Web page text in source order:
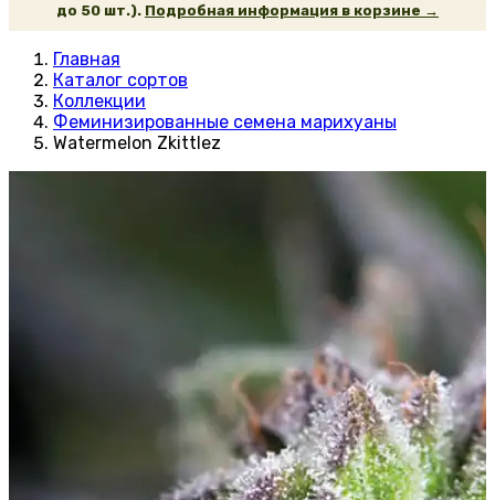
до 50 шт.). Подробная информация в корзине →
Главная
Каталог сортов
Коллекции
Феминизированные семена марихуаны
Watermelon Zkittlez